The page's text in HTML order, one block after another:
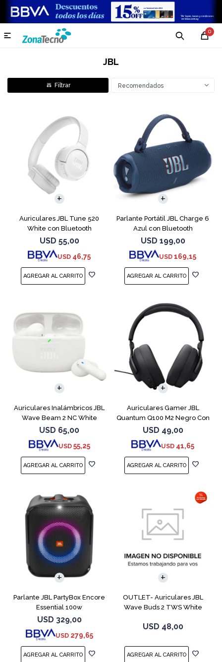
0

JBL
Recomendados
Auriculares JBL Tune 520
White con Bluetooth
USD 55,00
USD 46,75
Parlante Portátil JBL Charge 6
Azul con Bluetooth
USD 199,00
USD 169,15
Auriculares Inalámbricos JBL
Wave Beam 2 NC White
USD 65,00
USD 55,25
Auriculares Gamer JBL
Quantum Q100 M2 Negro Con
Micrófono
USD 49,00
USD 41,65
Parlante JBL PartyBox Encore
Essential 100w
USD 329,00
USD 279,65
OUTLET- Auriculares JBL
Wave Buds 2 TWS White
USD 48,00